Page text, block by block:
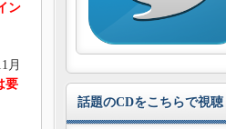
ン
月
要
話題のCDをこちらで視聴